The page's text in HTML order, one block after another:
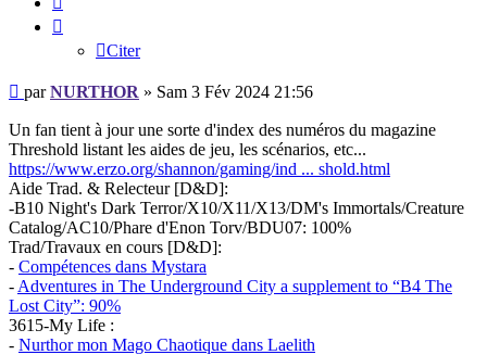
Citer
Message
parNURTHOR » Sam 3 Fév 2024 21:56
Un fan tient à jour une sorte d'index des numéros du magazine
Threshold listant les aides de jeu, les scénarios, etc...
https://www.erzo.org/shannon/gaming/ind ... shold.html
Aide Trad. & Relecteur [D&D]:
-B10 Night's Dark Terror/X10/X11/X13/DM's Immortals/Creature
Catalog/AC10/Phare d'Enon Torv/BDU07: 100%
Trad/Travaux en cours [D&D]:
- Compétences dans Mystara
- Adventures in The Underground City a supplement to “B4 The
Lost City”: 90%
3615-My Life :
- Nurthor mon Mago Chaotique dans Laelith